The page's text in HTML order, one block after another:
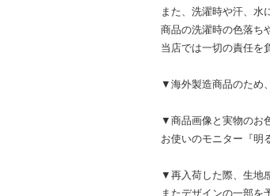
また、洗濯時や汗、水
商品の洗濯時の色落ち
当店では一切の責任を
▼海外製造商品のため
▼商品画像と実物のお
お使いのモニター『明
▼再入荷した際、生地
またデザインの一部を